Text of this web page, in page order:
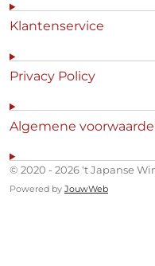
Klantenservice
Privacy Policy
Algemene
© 2020 - 2026 't Japanse
Powered by JouwWeb